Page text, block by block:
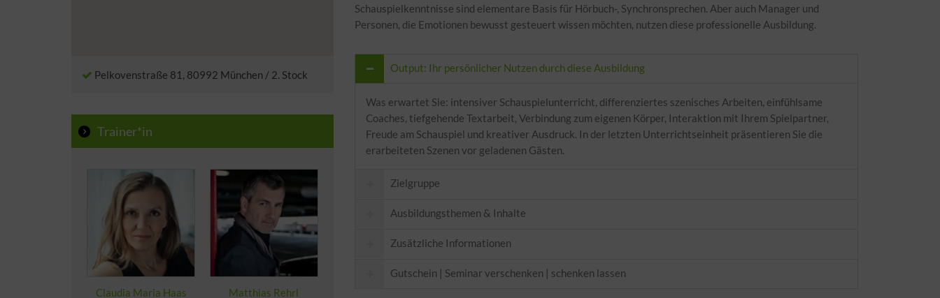
Pelkovenstraße 81, 80992 München / 2. Stock
Trainer*in
Claudia Maria Haas Matthias Rehrl
Schauspielkenntnisse sind elementare Basis für Hörbuch-, Synchronsprechen. Aber auch Manager und
Personen, die Emotionen bewusst gesteuert wissen möchten, nutzen diese professionelle Ausbildung.
Output: Ihr persönlicher Nutzen durch diese Ausbildung
Was erwartet Sie: intensiver Schauspielunterricht, differenziertes szenisches Arbeiten, einfühlsame
Coaches, tiefgehende Textarbeit, Verbindung zum eigenen Körper, Interaktion mit Ihrem Spielpartner,
Freude am Schauspiel und kreativer Ausdruck. In der letzten Unterrichtseinheit präsentieren Sie die
erarbeiteten Szenen vor geladenen Gästen.
Zielgruppe
Ausbildungsthemen & Inhalte
Voice-Acting für Synchron und Film
Zusätzliche Informationen
Allgemein:
Gutschein | Seminar verschenken | schenken lassen